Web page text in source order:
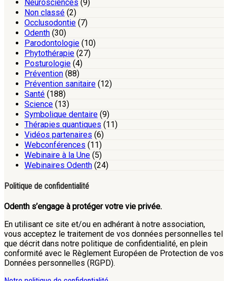
Neurosciences (9)
Non classé (2)
Occlusodontie (7)
Odenth (30)
Parodontologie (10)
Phytothérapie (27)
Posturologie (4)
Prévention (88)
Prévention sanitaire (12)
Santé (188)
Science (13)
Symbolique dentaire (9)
Thérapies quantiques (11)
Vidéos partenaires (6)
Webconférences (11)
Webinaire à la Une (5)
Webinaires Odenth (24)
Politique de confidentialité
Odenth s’engage à protéger votre vie privée.
En utilisant ce site et/ou en adhérant à notre association,
vous acceptez le traitement de vos données personnelles tel
que décrit dans notre politique de confidentialité, en plein
conformité avec le Règlement Européen de Protection de vos
Données personnelles (RGPD).